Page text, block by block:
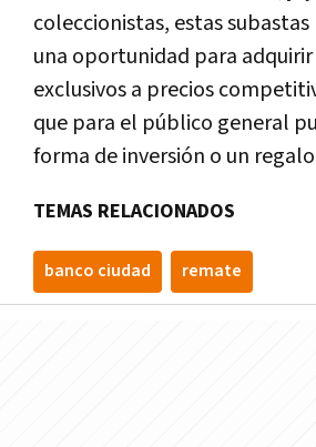
coleccionistas, estas
una oportunidad para
exclusivos a precios
que para el público general
forma de inversión o un
TEMAS RELACIONADOS
banco ciudad remate